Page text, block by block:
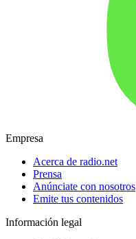
Empresa
Acerca de radio.net
Prensa
Anúnciate con nosotros
Emite tus contenidos
Información legal